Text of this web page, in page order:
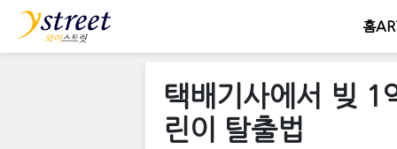
홈
택배기사에서 빚 1
린이 탈출법